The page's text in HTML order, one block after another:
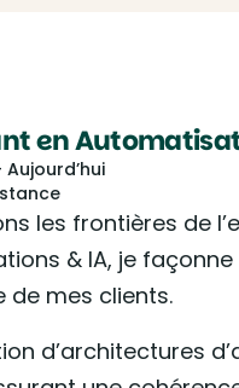
en
les frontières de
& IA, je
de mes clients.
d’architectures